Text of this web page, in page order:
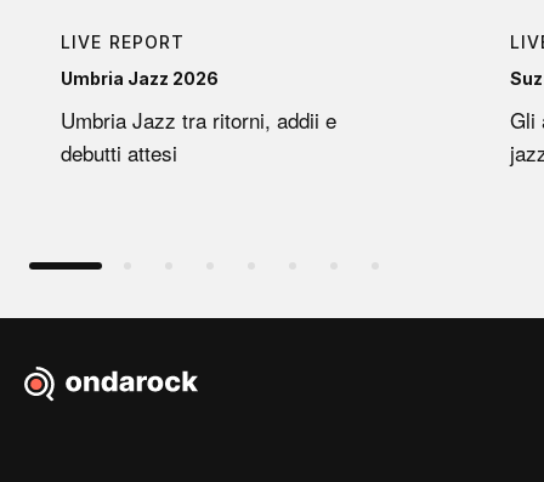
LIVE REPORT
Umbria Jazz 2026
Umbria Jazz tra ritorni, addii e
debutti attesi
Gli